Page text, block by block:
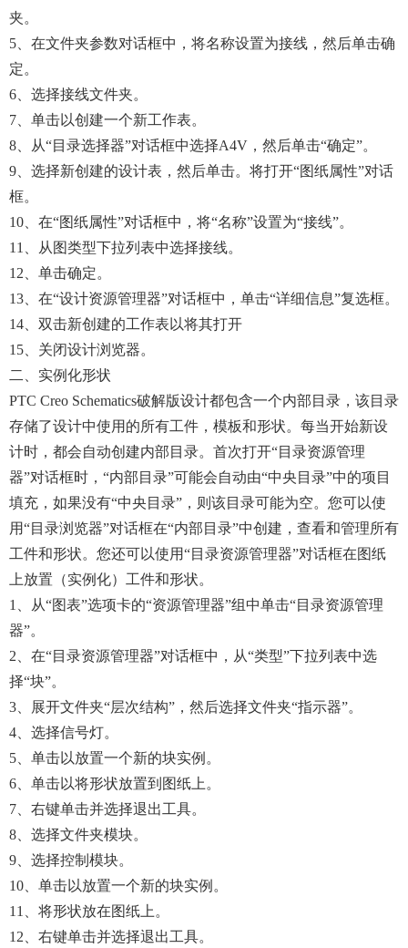
夹。
5、在文件夹参数对话框中，将名称设置为接线，然后单击确
定。
6、选择接线文件夹。
7、单击以创建一个新工作表。
8、从“目录选择器”对话框中选择A4V，然后单击“确定”。
9、选择新创建的设计表，然后单击。将打开“图纸属性”对话
框。
10、在“图纸属性”对话框中，将“名称”设置为“接线”。
11、从图类型下拉列表中选择接线。
12、单击确定。
13、在“设计资源管理器”对话框中，单击“详细信息”复选框。
14、双击新创建的工作表以将其打开
15、关闭设计浏览器。
二、实例化形状
PTC Creo Schematics破解版设计都包含一个内部目录，该目录
存储了设计中使用的所有工件，模板和形状。每当开始新设
计时，都会自动创建内部目录。首次打开“目录资源管理
器”对话框时，“内部目录”可能会自动由“中央目录”中的项目
填充，如果没有“中央目录”，则该目录可能为空。您可以使
用“目录浏览器”对话框在“内部目录”中创建，查看和管理所有
工件和形状。您还可以使用“目录资源管理器”对话框在图纸
上放置（实例化）工件和形状。
1、从“图表”选项卡的“资源管理器”组中单击“目录资源管理
器”。
2、在“目录资源管理器”对话框中，从“类型”下拉列表中选
择“块”。
3、展开文件夹“层次结构”，然后选择文件夹“指示器”。
4、选择信号灯。
5、单击以放置一个新的块实例。
6、单击以将形状放置到图纸上。
7、右键单击并选择退出工具。
8、选择文件夹模块。
9、选择控制模块。
10、单击以放置一个新的块实例。
11、将形状放在图纸上。
12、右键单击并选择退出工具。